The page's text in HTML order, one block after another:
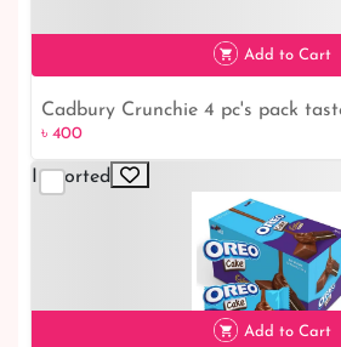
৳ 820
Oreo Cake Cadbury Coated 288gm
৳ 820
Imported